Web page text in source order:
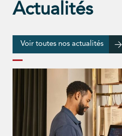
Actualités
Voir toutes nos actualités